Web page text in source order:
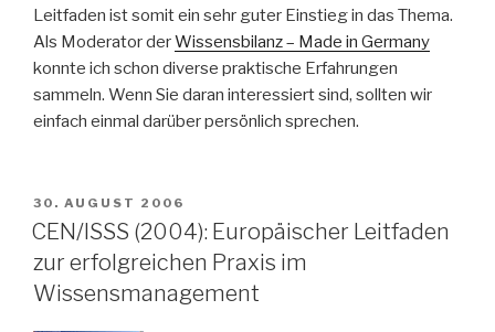
Leitfaden ist somit ein sehr guter Einstieg in das Thema.
Als Moderator derWissensbilanz – Made in Germany
konnte ich schon diverse praktische Erfahrungen
sammeln. Wenn Sie daran interessiert sind, sollten wir
einfach einmal darüber persönlich sprechen.
VERÖFFENTLICHT
AM
30. AUGUST 2006
CEN/ISSS (2004): Europäischer Leitfaden
zur erfolgreichen Praxis im
Wissensmanagement